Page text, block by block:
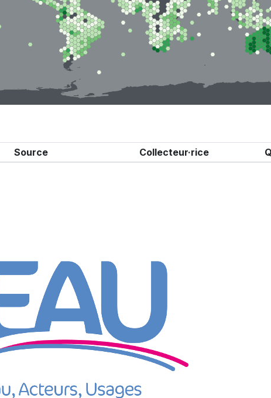
Source Collecteur·rice